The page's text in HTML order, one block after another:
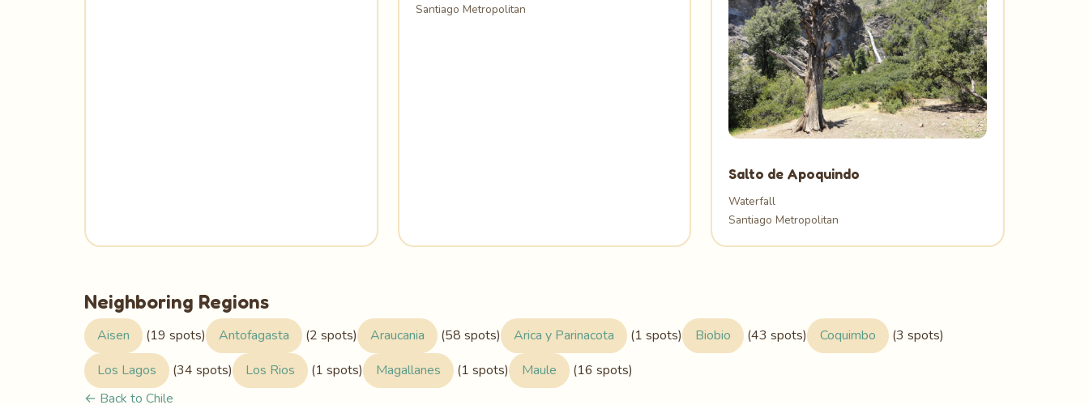
Santiago Metropolitan
Salto de Apoquindo
Waterfall
Santiago Metropolitan
Neighboring Regions
Aisen (19 spots) Antofagasta (2 spots) Araucania (58 spots) Arica y Parinacota (1 spots) Biobio (43 spots) Coquimbo
(3 spots)
Los Lagos
(34 spots) Los Rios (1 spots) Magallanes (1 spots) Maule
(16 spots)
← Back to Chile